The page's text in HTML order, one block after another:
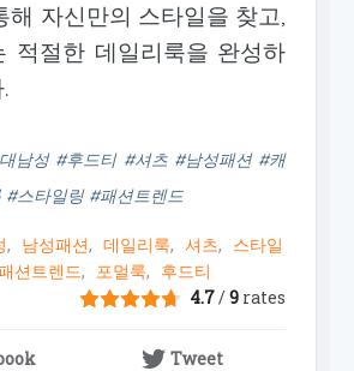
해 자신만의 스타일을 찾고,
적절한 데일리룩을 완성하
남성 #후드티 #셔츠 #남성패션 #캐
#스타일링 #패션트렌드
남성패션 데일리룩 셔츠
스타일
션트렌드 포멀룩
후드티
4.7/9 rates
Tweet